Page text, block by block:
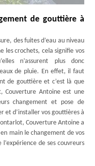
de gouttière à
des fuites d’eau au niveau
les crochets, cela signifie vos
n’assurent plus donc
de pluie. En effet, il faut
de gouttière et c’est là que
Couverture Antoine est une
changement et pose de
et d’installer vos gouttières à
Couverture Antoine a
main le changement de vos
de ses couvreurs